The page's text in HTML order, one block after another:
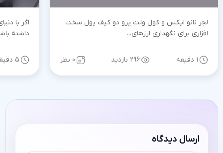
لجر نانو ایکس و کول ولت پرو دو کیف پول سخت
افزاری برای نگهداری ارزهای...
1 دقیقه 296 بازدید 0 نظر
اگر با
داشته
5 دقیقه
ارسال دیدگاه